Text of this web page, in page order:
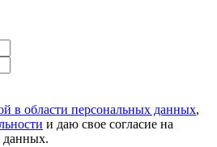
в области персональных данных,
и даю свое согласие на
данных.